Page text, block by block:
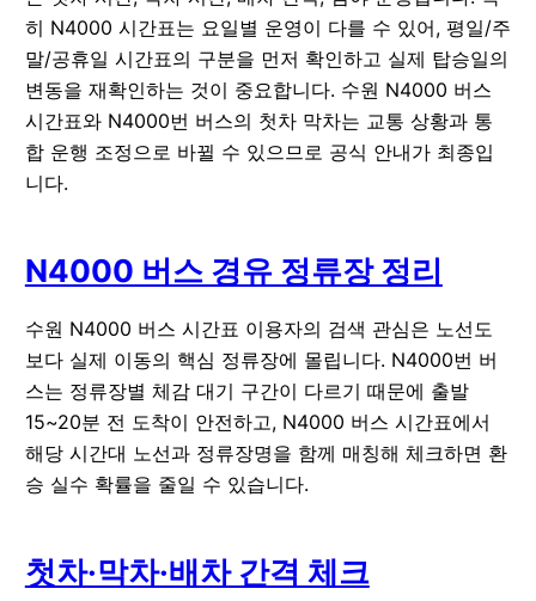
히 N4000 시간표는 요일별 운영이 다를 수 있어, 평일/주
말/공휴일 시간표의 구분을 먼저 확인하고 실제 탑승일의
변동을 재확인하는 것이 중요합니다. 수원 N4000 버스
시간표와 N4000번 버스의 첫차 막차는 교통 상황과 통
합 운행 조정으로 바뀔 수 있으므로 공식 안내가 최종입
니다.
N4000 버스 경유 정류장 정리
수원 N4000 버스 시간표 이용자의 검색 관심은 노선도
보다 실제 이동의 핵심 정류장에 몰립니다. N4000번 버
스는 정류장별 체감 대기 구간이 다르기 때문에 출발
15~20분 전 도착이 안전하고, N4000 버스 시간표에서
해당 시간대 노선과 정류장명을 함께 매칭해 체크하면 환
승 실수 확률을 줄일 수 있습니다.
첫차·막차·배차 간격 체크